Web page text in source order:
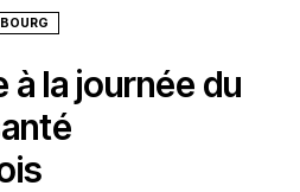
la journée du